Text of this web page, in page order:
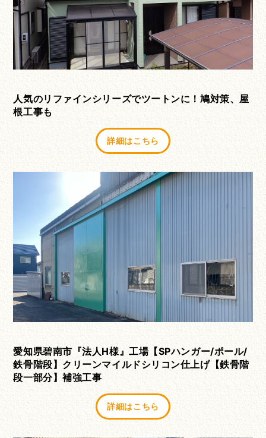
人気のリファインシリーズでツートンに！鳩対策、屋
根工事も
詳細はこちら
愛知県碧南市『法人H様』工場【SPハンガー/ポール/
鉄骨階段】クリーンマイルドシリコン仕上げ【鉄骨階
段一部分】補強工事
詳細はこちら